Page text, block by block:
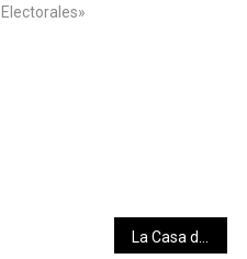
Electorales»